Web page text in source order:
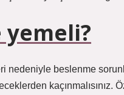
yemeli?
nedeniyle beslenme
kaçınmalısınız.